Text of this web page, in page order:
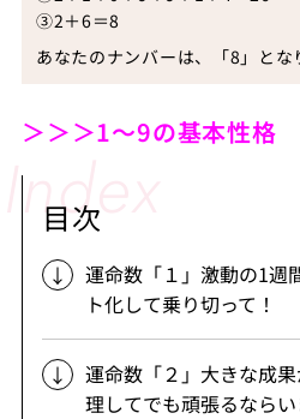
③2＋6＝8
あなたのナンバーは、「8」とな
＞＞＞1～9の基本性格
目次
運命数「１」激動の1週
ト化して乗り切って！
運命数「２」大きな成
理してでも頑張るならい